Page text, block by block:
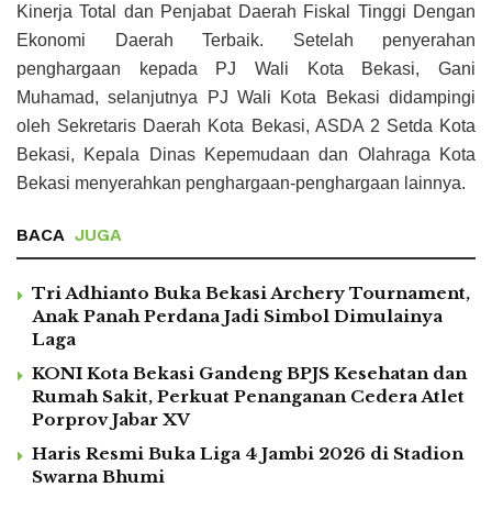
Kinerja Total dan Penjabat Daerah Fiskal Tinggi Dengan
Ekonomi Daerah Terbaik. Setelah penyerahan
penghargaan kepada PJ Wali Kota Bekasi, Gani
Muhamad, selanjutnya PJ Wali Kota Bekasi didampingi
oleh Sekretaris Daerah Kota Bekasi, ASDA 2 Setda Kota
Bekasi, Kepala Dinas Kepemudaan dan Olahraga Kota
Bekasi menyerahkan penghargaan-penghargaan lainnya.
BACA JUGA
Tri Adhianto Buka Bekasi Archery Tournament,
Anak Panah Perdana Jadi Simbol Dimulainya
Laga
KONI Kota Bekasi Gandeng BPJS Kesehatan dan
Rumah Sakit, Perkuat Penanganan Cedera Atlet
Porprov Jabar XV
Haris Resmi Buka Liga 4 Jambi 2026 di Stadion
Swarna Bhumi